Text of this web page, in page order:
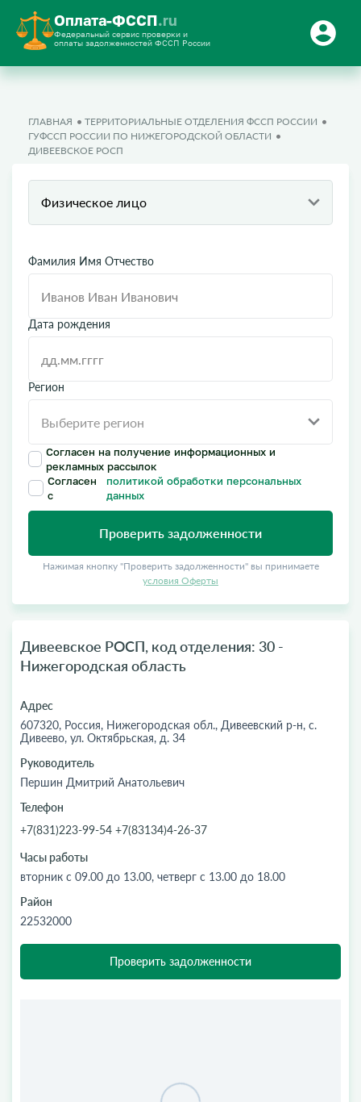
Оплата-ФССП.ru
Федеральный сервис проверки и
оплаты задолженностей ФССП России
ГЛАВНАЯ
ТЕРРИТОРИАЛЬНЫЕ ОТДЕЛЕНИЯ ФССП РОССИИ
ГУФССП РОССИИ ПО НИЖЕГОРОДСКОЙ ОБЛАСТИ
ДИВЕЕВСКОЕ РОСП
Физическое лицо
Фамилия Имя Отчество
Дата рождения
Регион
Согласен на получение информационных и
рекламных рассылок
Согласен
с
политикой обработки персональных
данных
Проверить задолженности
Нажимая кнопку "Проверить задолженности" вы принимаете
условия Оферты
Дивеевское РОСП, код отделения: 30 -
Нижегородская область
Адрес
607320, Россия, Нижегородская обл., Дивеевский р-н, с.
Дивеево, ул. Октябрьская, д. 34
Руководитель
Першин Дмитрий Анатольевич
Телефон
+7(831)223-99-54 +7(83134)4-26-37
Часы работы
вторник с 09.00 до 13.00, четверг с 13.00 до 18.00
Район
22532000
Проверить задолженности